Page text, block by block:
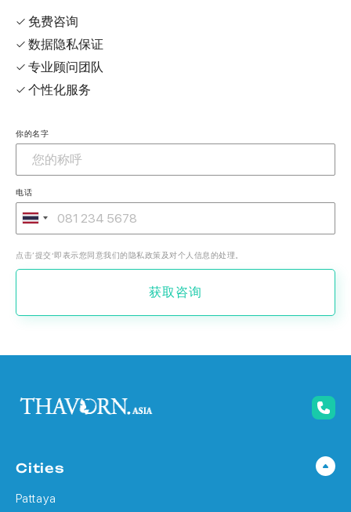
✓ 免费咨询
✓ 数据隐私保证
✓ 专业顾问团队
✓ 个性化服务
你的名字
电话
点击‘提交’即表示您同意我们的隐私政策及对个人信息的处理。
获取咨询
Cities
Pattaya